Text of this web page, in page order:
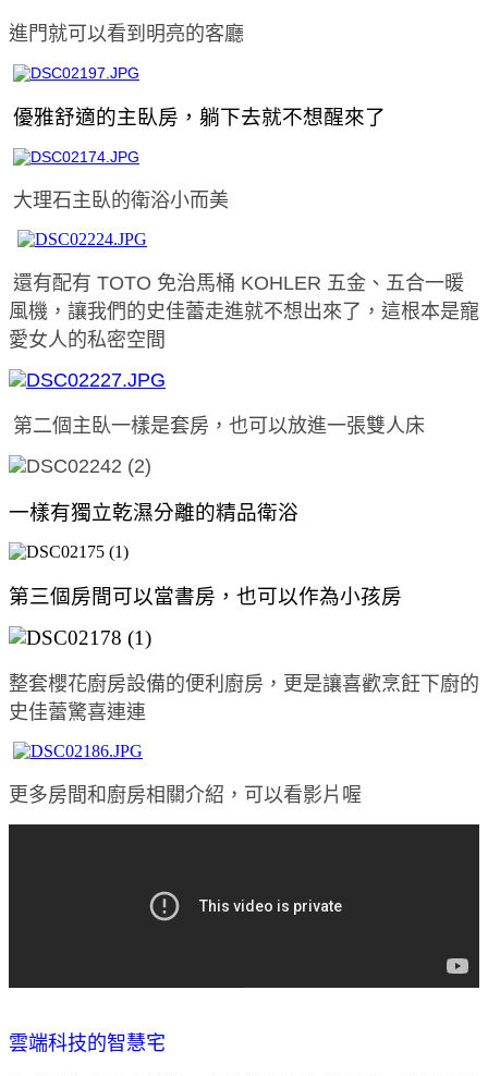
進門 就可以看到 明亮的客廳
優雅舒適的主臥房，躺下去就不想醒來了
大理石主臥的衛浴小而美
還有配有 TOTO 免治馬桶 KOHLER 五金、五合一暖
風機 ， 讓我們的史佳蕾走進就不想出來了，這根本是寵
愛女人的私密空間
第二個主臥一樣是套房，也可以放進一張雙人床
一樣有獨立乾濕分離的精品衛浴
第三個房間可以當書房，也可以作為小孩房
整套櫻花廚房設備的便利廚房，更是讓喜歡烹飪下廚的
史佳蕾驚喜連連
更多房間和廚房相關介紹，可以看影片喔
雲端科技的智慧宅